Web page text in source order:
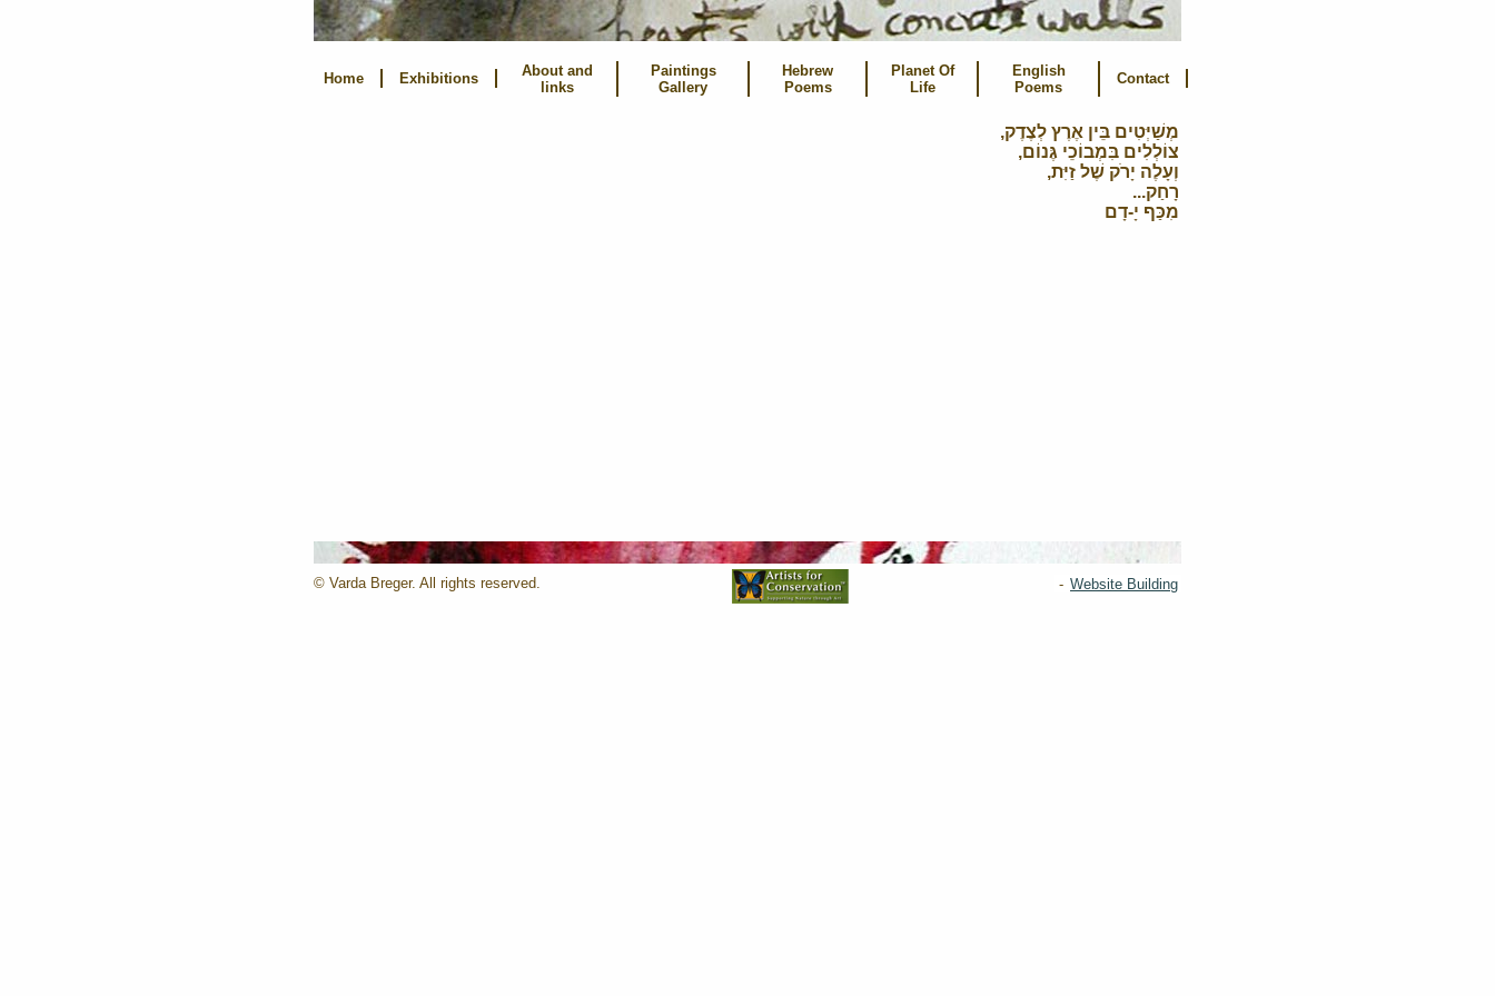
Home Exhibitions
About and
links
Paintings
Gallery
Hebrew
Poems
Planet Of
Life
English
Poems
Contact
מְשַׁיְּטִים בֵּין אֶרֶץ לְצֶדֶק,
צוֹלְלִים בִּמְבוֹכֵי גֶּנוֹם,
וְעָלֶה יָרׁק שֶׁל זַיִּת,
רָחַק...
מִכַּף יָ-דָם
© Varda Breger. All rights reserved. Website Building
-